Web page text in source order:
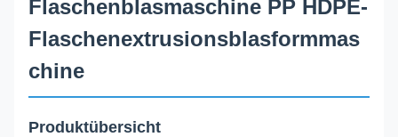
Flaschenblasmaschine PP HDPE-
Flaschenextrusionsblasformmas
chine
Produktübersicht